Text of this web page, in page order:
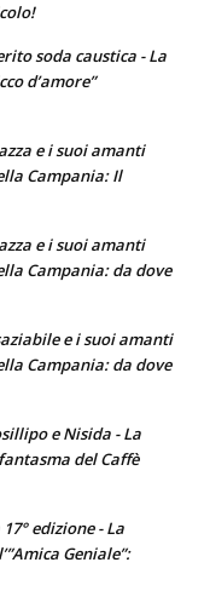
soda caustica - La
d’amore”
e i suoi amanti
Campania: Il
e i suoi amanti
Campania: da dove
e i suoi amanti
Campania: da dove
e Nisida - La
del Caffè
edizione - La
Geniale”: